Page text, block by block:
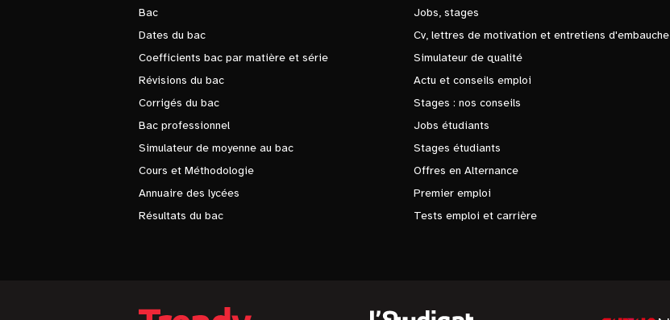
Bac
Dates du bac
Coefficients bac par matière et série
Révisions du bac
Corrigés du bac
Bac professionnel
Simulateur de moyenne au bac
Cours et Méthodologie
Annuaire des lycées
Résultats du bac
Jobs, stages
Cv, lettres de motivation et entretiens d'embauche
Simulateur de qualité
Actu et conseils emploi
Stages : nos conseils
Jobs étudiants
Stages étudiants
Offres en Alternance
Premier emploi
Tests emploi et carrière